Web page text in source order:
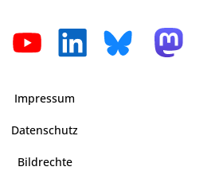
Impressum
Datenschutz
Bildrechte